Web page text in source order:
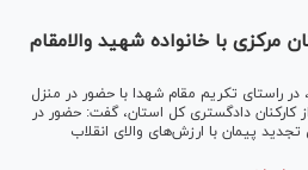
با خانواده شهید والامقام
راستای تکریم مقام شهدا با حضور در منزل
دادگستری کل استان، گفت: حضور در
پیمان با ارزش‌های والای انقلاب